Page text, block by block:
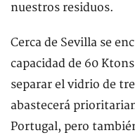
nuestros residuos.
Cerca de Sevilla se
capacidad de 60
separar el vidrio de
abastecerá
Portugal, pero